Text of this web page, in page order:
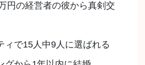
円の経営者の彼から真剣交
ィで15人中9人に選ばれる